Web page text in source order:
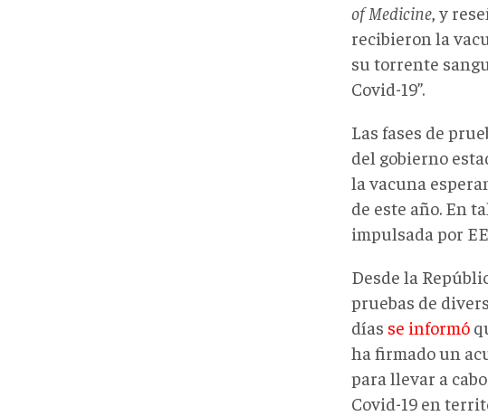
of Medicine, y
recibieron la
su torrente
Covid-19”.
Las fases de
del gobierno
la vacuna
de este año. En
impulsada por
Desde la
pruebas de
días se informó
ha firmado un
para llevar a
Covid-19 en